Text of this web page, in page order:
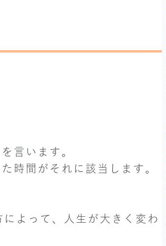
言います。
時間がそれに該当します。
よって、人生が大きく変わ